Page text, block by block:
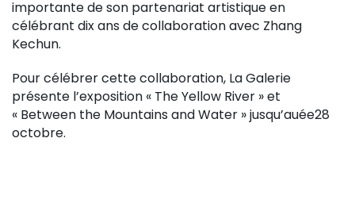
importante de son partenariat artistique en
célébrant dix ans de collaboration avec Zhang
Kechun.
Pour célébrer cette collaboration, La Galerie
présente l’exposition « The Yellow River » et
« Between the Mountains and Water » jusqu’auée28
octobre.